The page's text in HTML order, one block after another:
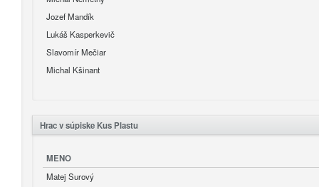
Jozef Mandík
Lukáš Kasperkevič
Slavomír Mečiar
Michal Kšinant
Hrac v súpiske Kus Plastu
MENO
Matej Surový